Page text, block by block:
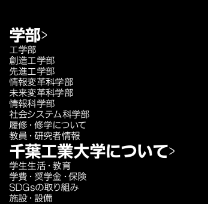
学部
工学部
創造工学部
先進工学部
情報変革科学部
未来変革科学部
情報科学部
社会システム科学部
履修・修学について
教員・研究者情報
千葉工業大学について
学生生活・教育
学費・奨学金・保険
SDGsの取り組み
施設・設備